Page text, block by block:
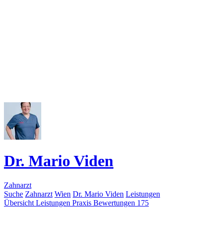
Dr. Mario Viden
Zahnarzt
Suche Zahnarzt Wien Dr. Mario Viden Leistungen
Übersicht Leistungen Praxis Bewertungen 175